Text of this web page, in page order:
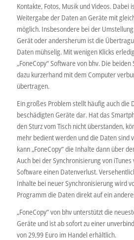
Kontakte, Fotos, Musik und Videos. Dabei
Weitergabe der Daten an Geräte mit
möglich. Insbesondere bei der
Gerät oder andersherum ist die
Daten mühselig. Mit wenigen Klicks
„FoneCopy“ Software von bhv. Die
dazu kurzerhand mit dem Computer
übertragen.
Ein großes Problem stellt häufig auch die
beschädigten Geräte dar. Hat das
den Sturz vom Tisch nicht überstanden,
mehr bedient werden und die Daten sind
kann „FoneCopy“ die Inhalte dann über
Auch bei der Synchronisierung von
Software einen Datenverlust.
Inhalte bei neuer Synchronisierung wird
Programm die Daten direkt auf ein
„FoneCopy“ von bhv unterstützt die
Geräte und ist ab sofort zu einer
von 29,99 Euro im Handel erhältlich.